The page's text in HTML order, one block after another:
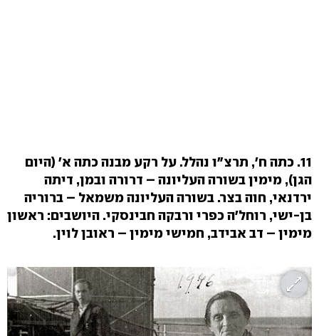
11. כתה ח', תרצ"ו נהלל. על רקע מבנה כתה א' (היום
הגן), מימין בשורה העליונה – דרורה ובמן, דיתה
ירדנאי, חוה בצר. בשורה העליונה משמאל – ברוריה
בן-ישי, רוחל'ה כפרי ורבקה חבינסקי. היושבים: ראשון
מימין – דב אבידב, חמישי מימין – ראובן לוין.